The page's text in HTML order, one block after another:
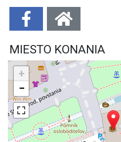
MIESTO KONANIA
+
−